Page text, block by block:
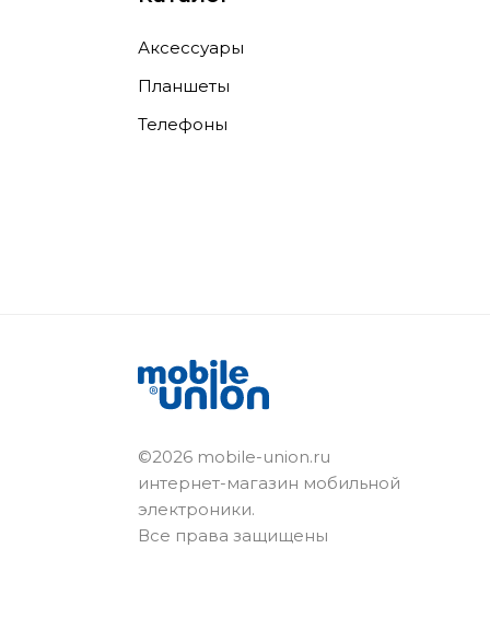
Аксессуары
Планшеты
Телефоны
©2026 mobile-union.ru
интернет-магазин мобильной
электроники.
Все права защищены